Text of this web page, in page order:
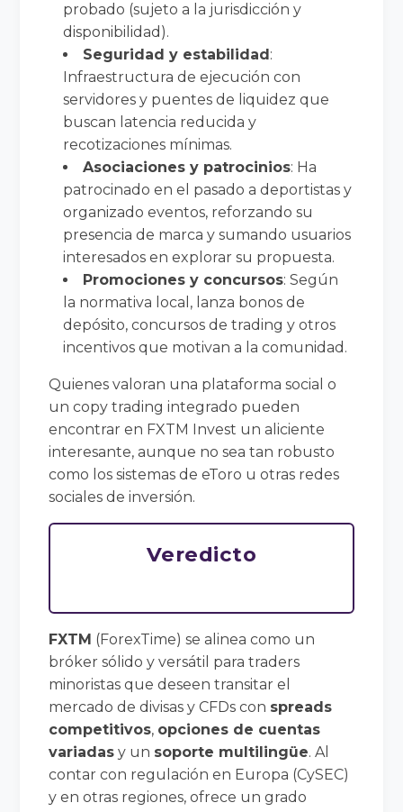
probado (sujeto a la jurisdicción y
disponibilidad).
Seguridad y estabilidad :
Infraestructura de ejecución con
servidores y puentes de liquidez que
buscan latencia reducida y
recotizaciones mínimas.
Asociaciones y patrocinios: Ha
patrocinado en el pasado a deportistas y
organizado eventos, reforzando su
presencia de marca y sumando usuarios
interesados en explorar su propuesta.
Promociones y concursos: Según
la normativa local, lanza bonos de
depósito, concursos de trading y otros
incentivos que motivan a la comunidad.
Quienes valoran una plataforma social o
un copy trading integrado pueden
encontrar en FXTM Invest un aliciente
interesante, aunque no sea tan robusto
como los sistemas de eToro u otras redes
sociales de inversión.
Veredicto
FXTM (ForexTime) se alinea como un
bróker sólido y versátil para traders
minoristas que deseen transitar el
mercado de divisas y CFDs con spreads
competitivos, opciones de cuentas
variadas y un soporte multilingüe. Al
contar con regulación en Europa (CySEC)
y en otras regiones, ofrece un grado